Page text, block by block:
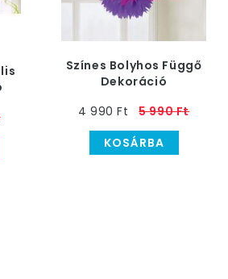
Színes Bolyhos Függő
Dekoráció
4 990 Ft
5 990 Ft
KOSÁRBA